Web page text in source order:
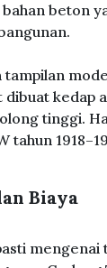
beton
kedap
tinggi.
tahun
Biaya
mengenai